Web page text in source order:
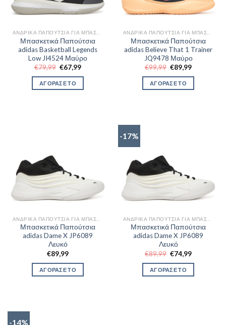
Μπασκετικά Παπούτσια
adidas Basketball Legends
Low JI4524 Μαύρο
€79,99 Original
price
was:
€79,99.
€67,99Η
τιμή
ΑΓΟΡΑΣΕ ΤΟ
Μπασκετικά Παπούτσια
adidas Believe That 1 Trainer
JQ9478 Μαύρο
€99,99 Original
price
was:
€99,99.
€89,99Η
τιμή
ΑΓΟΡΑΣΕ ΤΟ
Μπασκετικά Παπούτσια
adidas Dame X JP6089
Λευκό
€89,99
ΑΓΟΡΑΣΕ ΤΟ
-17%
Μπασκετικά Παπούτσια
adidas Dame X JP6089
Λευκό
€89,99 Original
price
was:
€89,99.
€74,99Η
τιμή
ΑΓΟΡΑΣΕ ΤΟ
-14%